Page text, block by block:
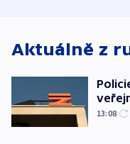
Aktuálně z
13:08